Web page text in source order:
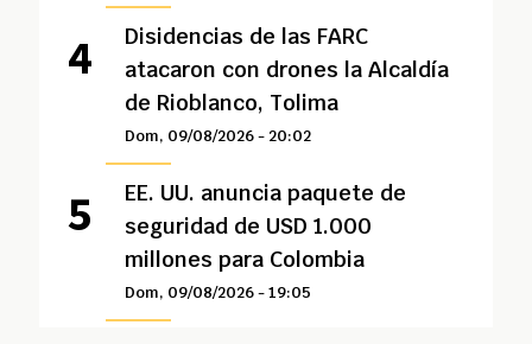
Disidencias de las FARC
atacaron con drones la Alcaldía
de Rioblanco, Tolima
Dom, 09/08/2026 - 20:02
EE. UU. anuncia paquete de
seguridad de USD 1.000
millones para Colombia
Dom, 09/08/2026 - 19:05